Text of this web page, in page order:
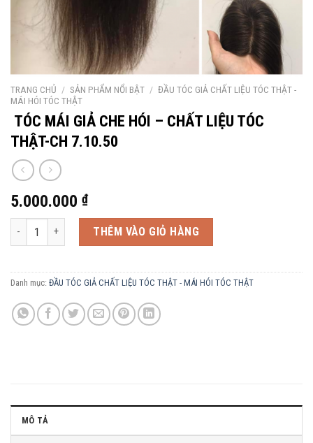
TRANG CHỦ / SẢN PHẨM NỔI BẬT / ĐẦU TÓC GIẢ CHẤT LIỆU TÓC THẬT -
MÁI HÓI TÓC THẬT
TÓC MÁI GIẢ CHE HÓI – CHẤT LIỆU TÓC
THẬT-CH 7.10.50
5.000.000 ₫
TÓC MÁI GIẢ CHE HÓI - CHẤT LIỆU TÓC THẬT-CH 7.10.50 số lượng
THÊM VÀO GIỎ HÀNG
Danh mục: ĐẦU TÓC GIẢ CHẤT LIỆU TÓC THẬT - MÁI HÓI TÓC THẬT
MÔ TẢ